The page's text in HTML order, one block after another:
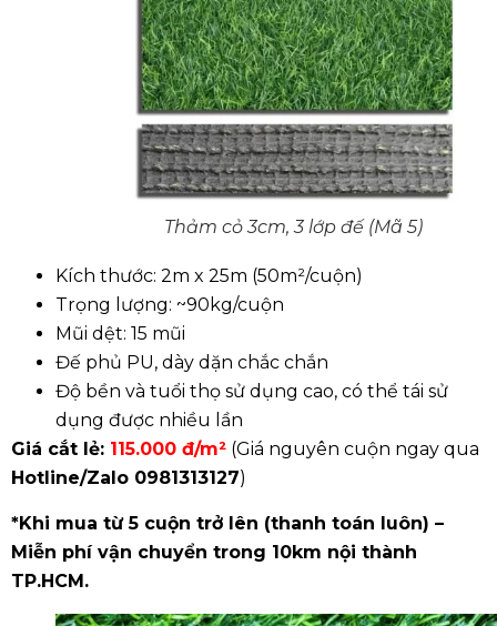
Thảm cỏ 3cm, 3 lớp đế (Mã 5)
Kích thước: 2m x 25m (50m²/cuộn)
Trọng lượng: ~90kg/cuộn
Mũi dệt: 15 mũi
Đế phủ PU, dày dặn chắc chắn
Độ bền và tuổi thọ sử dụng cao, có thể tái sử
dụng được nhiều lần
Giá cắt lẻ: 115.000 đ/m² (Giá nguyên cuộn ngay qua
Hotline/Zalo 0981313127)
*Khi mua từ 5 cuộn trở lên (thanh toán luôn) –
Miễn phí vận chuyển trong 10km nội thành
TP.HCM.